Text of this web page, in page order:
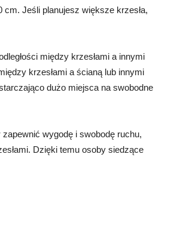
cm. Jeśli planujesz większe krzesła,
między krzesłami a innymi
krzesłami a ścianą lub innymi
dużo miejsca na swobodne
wygodę i swobodę ruchu,
Dzięki temu osoby siedzące